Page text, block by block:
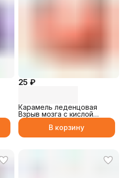
25 ₽
Карамель леденцовая
Взрыв мозга с кислой
пудрой 10гр
В корзину